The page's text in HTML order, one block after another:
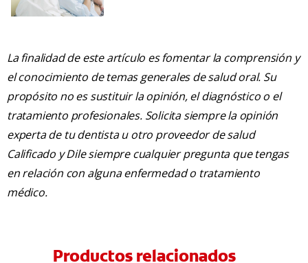
La finalidad de este artículo es fomentar la comprensión y
el conocimiento de temas generales de salud oral. Su
propósito no es sustituir la opinión, el diagnóstico o el
tratamiento profesionales. Solicita siempre la opinión
experta de tu dentista u otro proveedor de salud
Calificado y Dile siempre cualquier pregunta que tengas
en relación con alguna enfermedad o tratamiento
médico.
Productos relacionados